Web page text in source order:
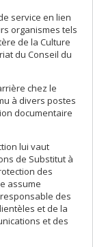
service en lien
organismes tels
de la Culture
du Conseil du
chez le
à divers postes
documentaire
lui vaut
de Substitut à
des
assume
des
et de la
et des